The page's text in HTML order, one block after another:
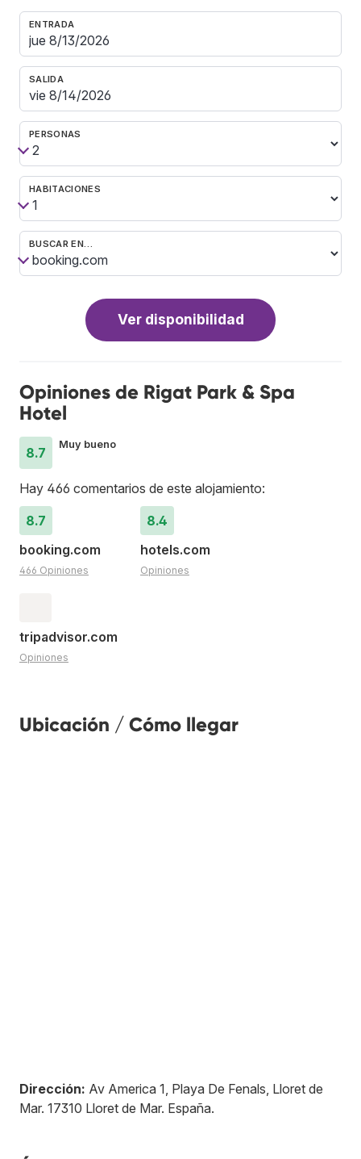
ENTRADA
SALIDA
PERSONAS
HABITACIONES
BUSCAR EN…
Ver disponibilidad
Opiniones de Rigat Park & Spa
Hotel
8.7
Muy bueno
Hay 466 comentarios de este alojamiento:
8.7
booking.com
466 Opiniones
8.4
hotels.com
Opiniones
tripadvisor.com
Opiniones
Ubicación / Cómo llegar
Dirección: Av America 1, Playa De Fenals, Lloret de
Mar. 17310 Lloret de Mar. España.